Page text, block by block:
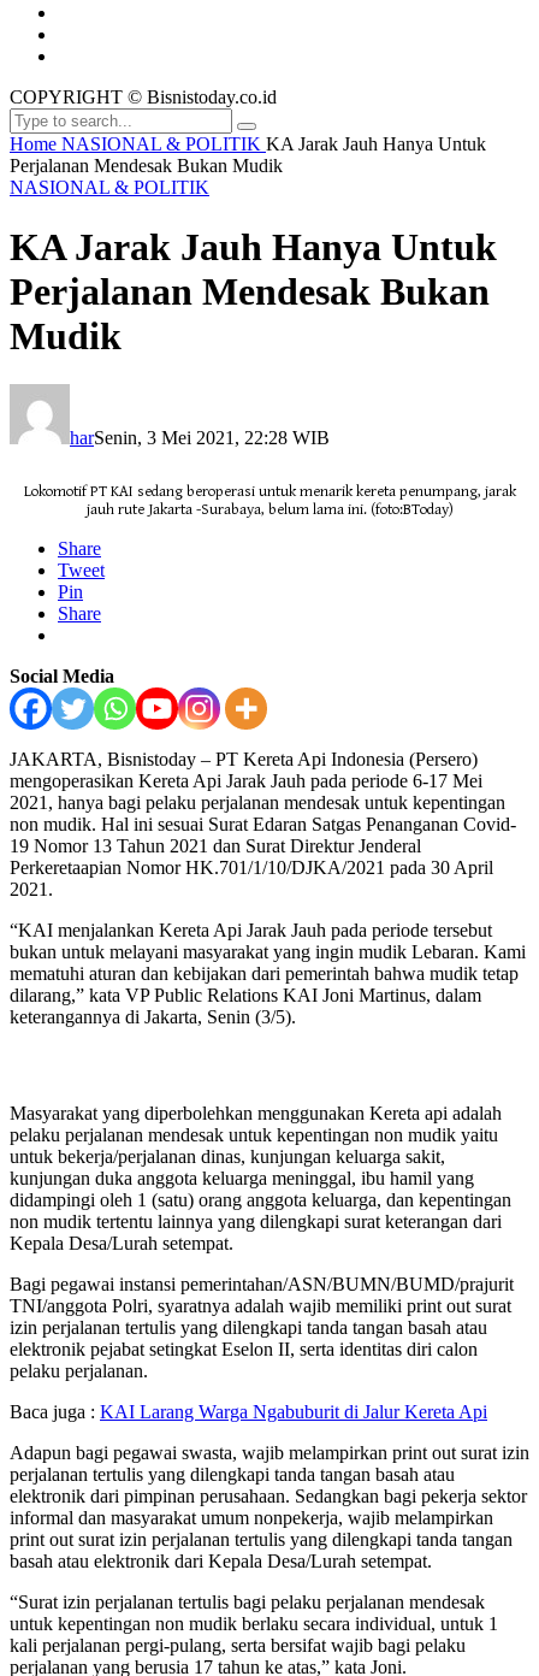
COPYRIGHT © Bisnistoday.co.id
Home NASIONAL & POLITIK KA Jarak Jauh Hanya Untuk
Perjalanan Mendesak Bukan Mudik
NASIONAL & POLITIK
KA Jarak Jauh Hanya Untuk
Perjalanan Mendesak Bukan
Mudik
harSenin, 3 Mei 2021, 22:28 WIB
Lokomotif PT KAI sedang beroperasi untuk menarik kereta penumpang, jarak
jauh rute Jakarta -Surabaya, belum lama ini. (foto:BToday)
Share
Tweet
Pin
Share
Social Media
JAKARTA, Bisnistoday – PT Kereta Api Indonesia (Persero)
mengoperasikan Kereta Api Jarak Jauh pada periode 6-17 Mei
2021, hanya bagi pelaku perjalanan mendesak untuk kepentingan
non mudik. Hal ini sesuai Surat Edaran Satgas Penanganan Covid-
19 Nomor 13 Tahun 2021 dan Surat Direktur Jenderal
Perkeretaapian Nomor HK.701/1/10/DJKA/2021 pada 30 April
2021.
“KAI menjalankan Kereta Api Jarak Jauh pada periode tersebut
bukan untuk melayani masyarakat yang ingin mudik Lebaran. Kami
mematuhi aturan dan kebijakan dari pemerintah bahwa mudik tetap
dilarang,” kata VP Public Relations KAI Joni Martinus, dalam
keterangannya di Jakarta, Senin (3/5).
Masyarakat yang diperbolehkan menggunakan Kereta api adalah
pelaku perjalanan mendesak untuk kepentingan non mudik yaitu
untuk bekerja/perjalanan dinas, kunjungan keluarga sakit,
kunjungan duka anggota keluarga meninggal, ibu hamil yang
didampingi oleh 1 (satu) orang anggota keluarga, dan kepentingan
non mudik tertentu lainnya yang dilengkapi surat keterangan dari
Kepala Desa/Lurah setempat.
Bagi pegawai instansi pemerintahan/ASN/BUMN/BUMD/prajurit
TNI/anggota Polri, syaratnya adalah wajib memiliki print out surat
izin perjalanan tertulis yang dilengkapi tanda tangan basah atau
elektronik pejabat setingkat Eselon II, serta identitas diri calon
pelaku perjalanan.
Baca juga : KAI Larang Warga Ngabuburit di Jalur Kereta Api
Adapun bagi pegawai swasta, wajib melampirkan print out surat izin
perjalanan tertulis yang dilengkapi tanda tangan basah atau
elektronik dari pimpinan perusahaan. Sedangkan bagi pekerja sektor
informal dan masyarakat umum nonpekerja, wajib melampirkan
print out surat izin perjalanan tertulis yang dilengkapi tanda tangan
basah atau elektronik dari Kepala Desa/Lurah setempat.
“Surat izin perjalanan tertulis bagi pelaku perjalanan mendesak
untuk kepentingan non mudik berlaku secara individual, untuk 1
kali perjalanan pergi-pulang, serta bersifat wajib bagi pelaku
perjalanan yang berusia 17 tahun ke atas,” kata Joni.